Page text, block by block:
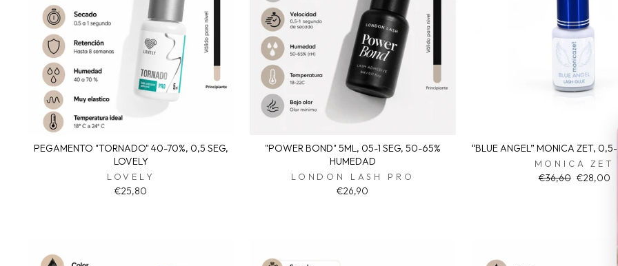
PEGAMENTO "TORNADO" 40-70%, 0,5 SEG,
LOVELY
LOVELY
€25,80
"POWER BOND" 5ML, 05-1 SEG, 50-65%
HUMEDAD
LONDON LASH PRO
€26,90
“BLUE ANGEL” MONICA ZET, 0,5-
MONICA ZET
Regular
€36,60 Sale
€28,00